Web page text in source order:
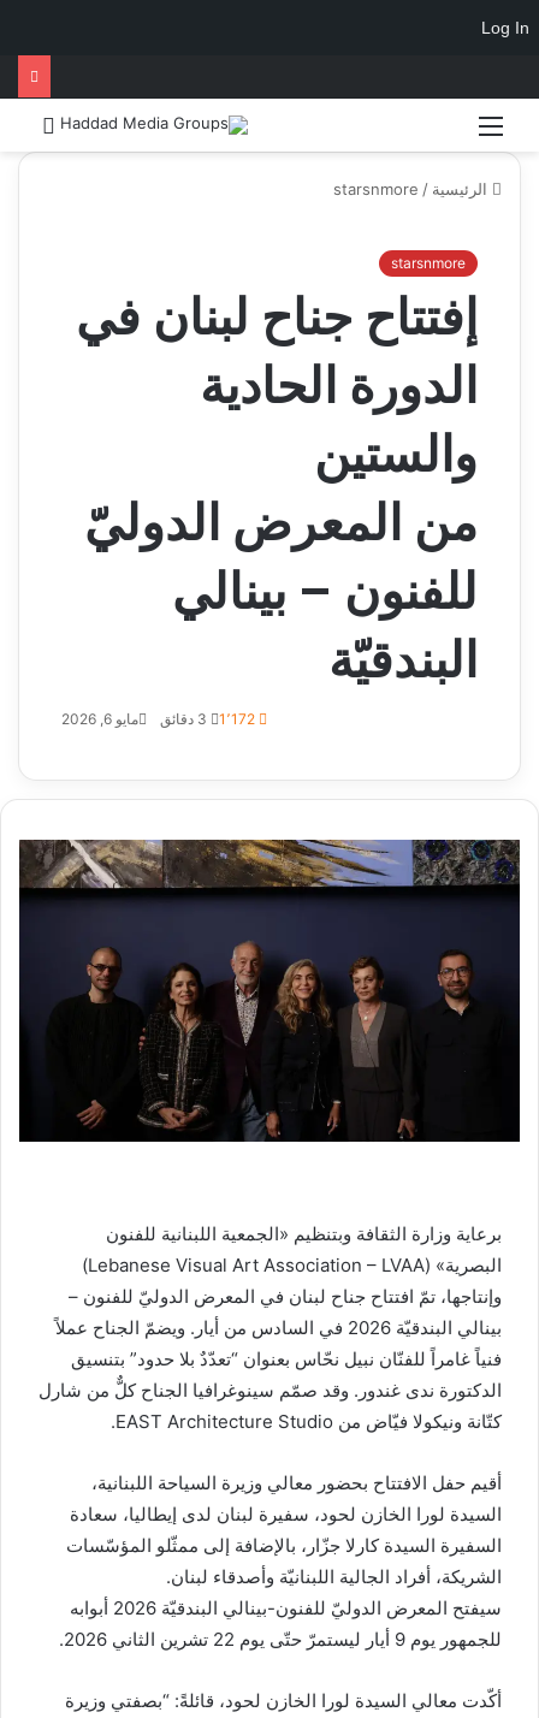
Log In
الرئيسية /
starsnmore
starsnmore
إفتتاح جناح لبنان في
الدورة الحادية
والستين
من المعرض الدوليّ
للفنون – بينالي
البندقيّة
مايو 6, 2026
برعاية وزارة الثقافة وبتنظيم «الجمعية اللبنانية للفنون
البصرية» (Lebanese Visual Art Association – LVAA)
وإنتاجها، تمّ افتتاح جناح لبنان في المعرض الدوليّ للفنون –
بينالي البندقيّة 2026 في السادس من أيار. ويضمّ الجناح عملاً
فنياً غامراً للفنّان نبيل نحّاس بعنوان “تعدّدٌ بلا حدود” بتنسيق
الدكتورة ندى غندور. وقد صمّم سينوغرافيا الجناح كلٌّ من شارل
كتّانة ونيكولا فيّاض من EAST Architecture Studio.
أقيم حفل الافتتاح بحضور معالي وزيرة السياحة اللبنانية،
السيدة لورا الخازن لحود، سفيرة لبنان لدى إيطاليا، سعادة
السفيرة السيدة كارلا جزّار، بالإضافة إلى ممثّلو المؤسّسات
الشريكة، أفراد الجالية اللبنانيّة وأصدقاء لبنان.
سيفتح المعرض الدوليّ للفنون-بينالي البندقيّة 2026 أبوابه
للجمهور يوم 9 أيار ليستمرّ حتّى يوم 22 تشرين الثاني 2026.
أكّدت معالي السيدة لورا الخازن لحود، قائلةً: “بصفتي وزيرة